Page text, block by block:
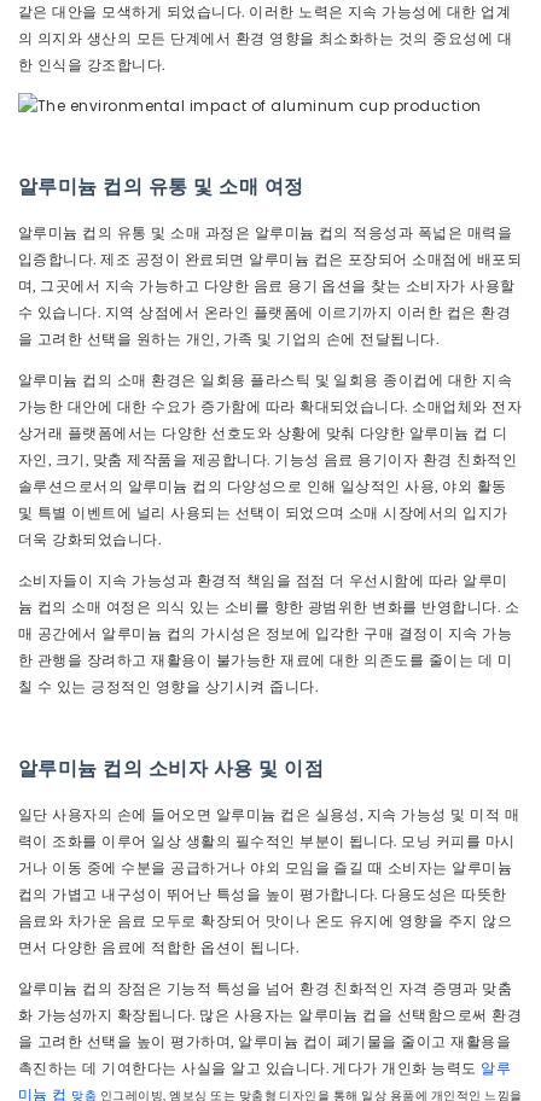
같은 대안을 모색하게 되었습니다. 이러한 노력은 지속 가능성에 대한 업계
의 의지와 생산의 모든 단계에서 환경 영향을 최소화하는 것의 중요성에 대
한 인식을 강조합니다.
알루미늄 컵의 유통 및 소매 여정
알루미늄 컵의 유통 및 소매 과정은 알루미늄 컵의 적응성과 폭넓은 매력을
입증합니다. 제조 공정이 완료되면 알루미늄 컵은 포장되어 소매점에 배포되
며, 그곳에서 지속 가능하고 다양한 음료 용기 옵션을 찾는 소비자가 사용할
수 있습니다. 지역 상점에서 온라인 플랫폼에 이르기까지 이러한 컵은 환경
을 고려한 선택을 원하는 개인, 가족 및 기업의 손에 전달됩니다.
알루미늄 컵의 소매 환경은 일회용 플라스틱 및 일회용 종이컵에 대한 지속
가능한 대안에 대한 수요가 증가함에 따라 확대되었습니다. 소매업체와 전자
상거래 플랫폼에서는 다양한 선호도와 상황에 맞춰 다양한 알루미늄 컵 디
자인, 크기, 맞춤 제작품을 제공합니다. 기능성 음료 용기이자 환경 친화적인
솔루션으로서의 알루미늄 컵의 다양성으로 인해 일상적인 사용, 야외 활동
및 특별 이벤트에 널리 사용되는 선택이 되었으며 소매 시장에서의 입지가
더욱 강화되었습니다.
소비자들이 지속 가능성과 환경적 책임을 점점 더 우선시함에 따라 알루미
늄 컵의 소매 여정은 의식 있는 소비를 향한 광범위한 변화를 반영합니다. 소
매 공간에서 알루미늄 컵의 가시성은 정보에 입각한 구매 결정이 지속 가능
한 관행을 장려하고 재활용이 불가능한 재료에 대한 의존도를 줄이는 데 미
칠 수 있는 긍정적인 영향을 상기시켜 줍니다.
알루미늄 컵의 소비자 사용 및 이점
일단 사용자의 손에 들어오면 알루미늄 컵은 실용성, 지속 가능성 및 미적 매
력이 조화를 이루어 일상 생활의 필수적인 부분이 됩니다. 모닝 커피를 마시
거나 이동 중에 수분을 공급하거나 야외 모임을 즐길 때 소비자는 알루미늄
컵의 가볍고 내구성이 뛰어난 특성을 높이 평가합니다. 다용도성은 따뜻한
음료와 차가운 음료 모두로 확장되어 맛이나 온도 유지에 영향을 주지 않으
면서 다양한 음료에 적합한 옵션이 됩니다.
알루미늄 컵의 장점은 기능적 특성을 넘어 환경 친화적인 자격 증명과 맞춤
화 가능성까지 확장됩니다. 많은 사용자는 알루미늄 컵을 선택함으로써 환경
을 고려한 선택을 높이 평가하며, 알루미늄 컵이 폐기물을 줄이고 재활용을
촉진하는 데 기여한다는 사실을 알고 있습니다. 게다가 개인화 능력도 알루
미늄 컵 맞춤 인그레이빙, 엠보싱 또는 맞춤형 디자인을 통해 일상 용품에 개인적인 느낌을